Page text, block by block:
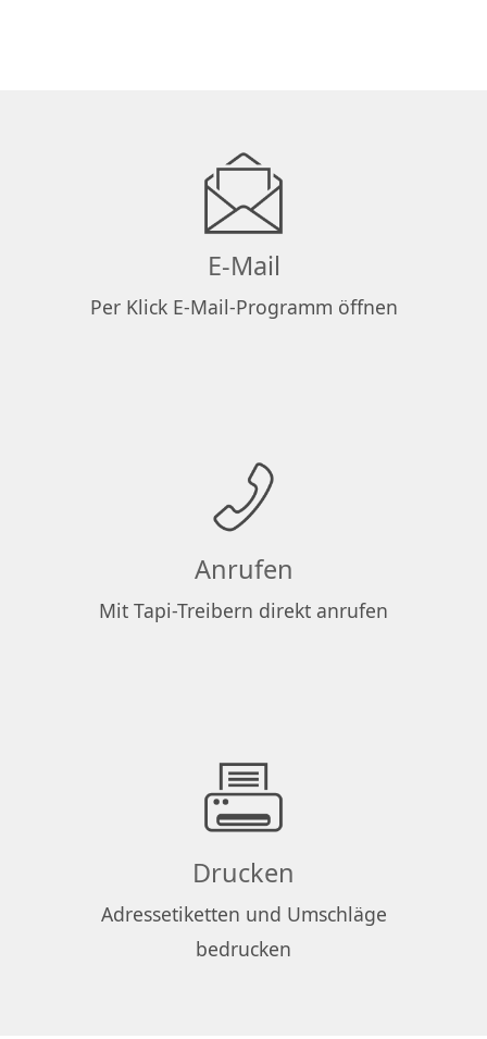
E-Mail
Per Klick E-Mail-Programm öffnen
Anrufen
Mit Tapi-Treibern direkt anrufen
Drucken
Adressetiketten und Umschläge
bedrucken